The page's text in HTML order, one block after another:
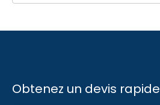
Obtenez un devis rapide